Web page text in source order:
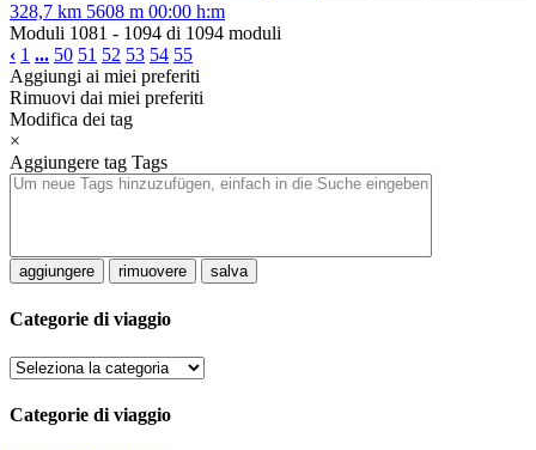
328,7 km 5608 m 00:00 h:m
Moduli 1081 - 1094 di 1094 moduli
‹ 1 ... 50 51 52 53 54 55
Aggiungi ai miei preferiti
Rimuovi dai miei preferiti
Modifica dei tag
×
Aggiungere tag Tags
aggiungere rimuovere salva
Categorie di viaggio
Categorie di viaggio